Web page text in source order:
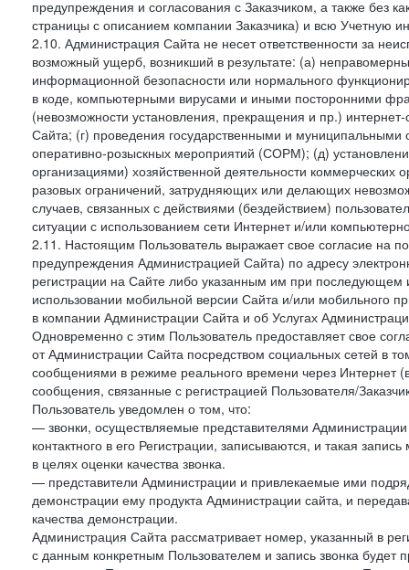
предупреждения и согласования с Заказчиком, а также без
страницы с описанием компании Заказчика) и всю Учетную
2.10. Администрация Сайта не несет ответственности за
возможный ущерб, возникший в результате: (а)
информационной безопасности или нормального
в коде, компьютерными вирусами и иными посторонними
(невозможности установления, прекращения и пр.)
Сайта; (г) проведения государственными и
оперативно-розыскных мероприятий (СОРМ); (д)
организациями) хозяйственной деятельности коммерческих
разовых ограничений, затрудняющих или делающих
случаев, связанных с действиями (бездействием)
ситуации с использованием сети Интернет и/или
2.11. Настоящим Пользователь выражает свое согласие на
предупреждения Администрацией Сайта) по адресу
регистрации на Сайте либо указанным им при
использовании мобильной версии Сайта и/или мобильного
в компании Администрации Сайта и об Услугах
Одновременно с этим Пользователь предоставляет свое
от Администрации Сайта посредством социальных сетей в
сообщениями в режиме реального времени через Интернет
сообщения, связанные с регистрацией Пользователя/
Пользователь уведомлен о том, что:
— звонки, осуществляемые представителями
контактного в его Регистрации, записываются, и такая
в целях оценки качества звонка.
— представители Администрации и привлекаемые ими
демонстрации ему продукта Администрации сайта, и
качества демонстрации.
Администрация Сайта рассматривает номер, указанный в
с данным конкретным Пользователем и запись звонка будет